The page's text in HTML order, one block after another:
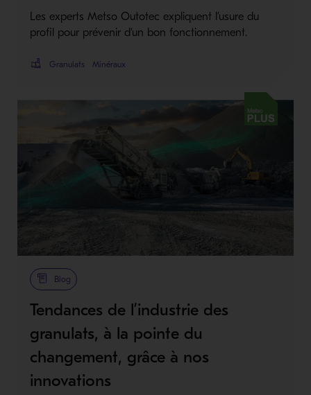
Les experts Metso Outotec expliquent l’usure du
profil pour prévenir d’un bon fonctionnement.
Granulats Minéraux
Metso Plus
Blog
Tendances de l’industrie des
granulats, à la pointe du
changement, grâce à nos
innovations